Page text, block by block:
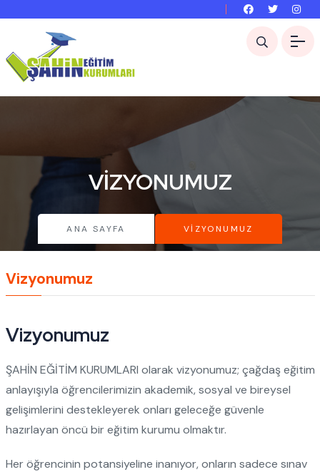
VIZYONUMUZ
ANA SAYFA VIZYONUMUZ
Vizyonumuz
Vizyonumuz
ŞAHİN EĞİTİM KURUMLARI olarak vizyonumuz; çağdaş eğitim
anlayışıyla öğrencilerimizin akademik, sosyal ve bireysel
gelişimlerini destekleyerek onları geleceğe güvenle
hazırlayan öncü bir eğitim kurumu olmaktır.
Her öğrencinin potansiyeline inanıyor, onların sadece sınav